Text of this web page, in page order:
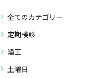
全てのカテゴリー
定期検診
矯正
土曜日